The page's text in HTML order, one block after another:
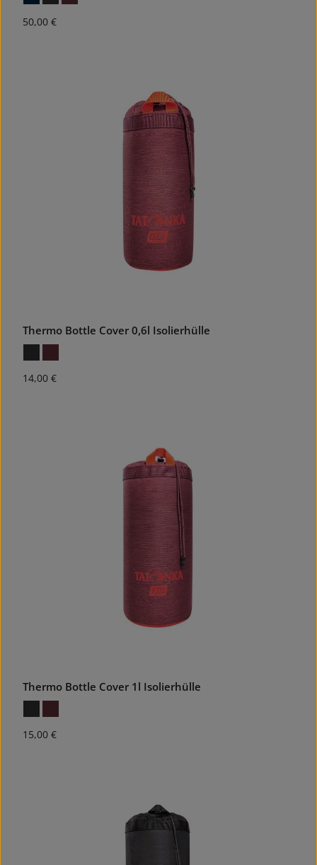
Regulärer Preis:
50,00 €
Thermo Bottle Cover 0,6l Isolierhülle
Regulärer Preis:
14,00 €
Thermo Bottle Cover 1l Isolierhülle
Regulärer Preis:
15,00 €